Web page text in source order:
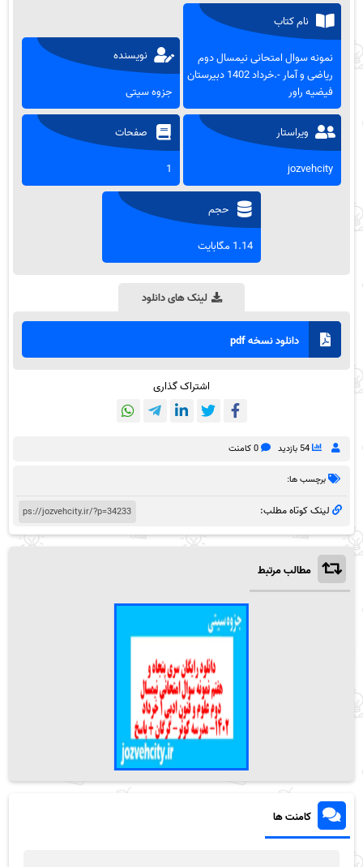
نام کتاب
نمونه سوال امتحانی نیمسال دوم
ریاضی و آمار -.خرداد 1402 دبیرستان
فیضیه راور
نویسنده
جزوه سیتی
ویراستار
jozvehcity
صفحات
1
حجم
1.14 مگابایت
لینک های دانلود
دانلود نسخه pdf
اشتراک گذاری
54 بازدید 0 کامنت
برچسب ها:
لینک کوتاه مطلب:
مطالب مرتبط
کامنت ها